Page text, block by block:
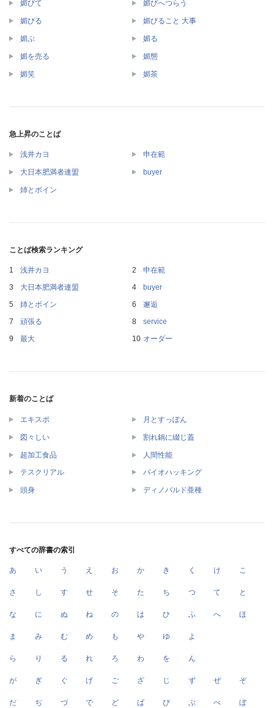
媚びて 媚びへつらう
媚びる 媚びること 大事
媚ぶ 媚る
媚を売る 媚態
媚笑 媚茶
急上昇のことば
浅井カヨ 申在範
大日本肥満者連盟 buyer
姉とボイン
ことば検索ランキング
浅井カヨ
申在範
大日本肥満者連盟
buyer
姉とボイン
邂逅
頑張る
service
最大
オーダー
新着のことば
エキスポ 月とすっぽん
図々しい 割れ鍋に綴じ蓋
超加工食品 人間性能
テスクリアル バイオハッキング
頭身 ディノバルド亜種
すべての辞書の索引
あ い う え お か き く け こ
さ し す せ そ た ち つ て と
な に ぬ ね の は ひ ふ へ ほ
ま み む め も や ゆ よ
ら り る れ ろ わ を ん
が ぎ ぐ げ ご ざ じ ず ぜ ぞ
だ ぢ づ で ど ば び ぶ べ ぼ